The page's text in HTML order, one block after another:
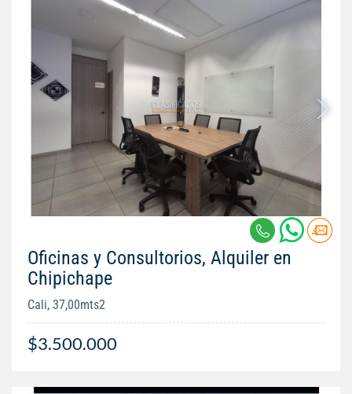
Oficinas y Consultorios, Alquiler en
Chipichape
Cali, 37,00mts2
$3.500.000